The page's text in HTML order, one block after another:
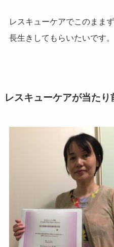
レスキューケアでこのまま
長生きしてもらいたいです。
レスキューケアが当たり